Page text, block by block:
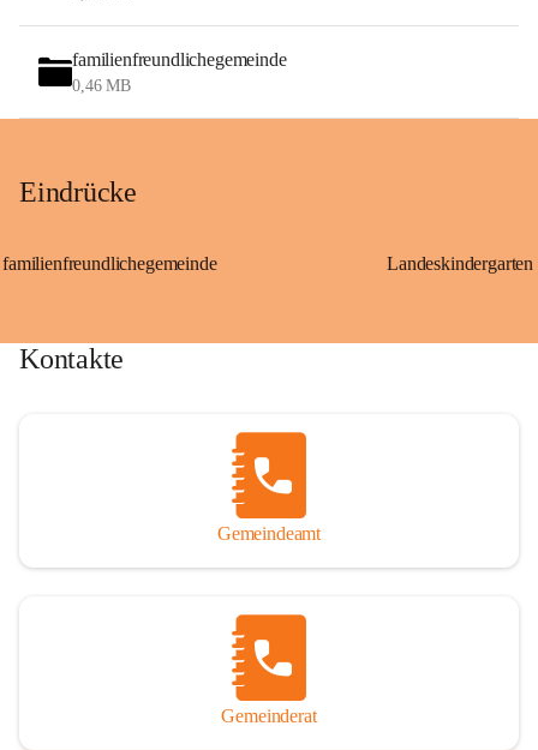
familienfreundlichegemeinde
0,46 MB
Eindrücke
familienfreundlichegemeinde
Kontakte
Gemeindeamt
Gemeinderat